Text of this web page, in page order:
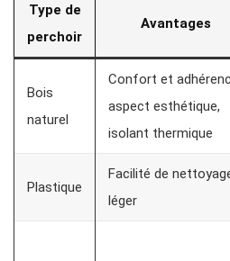
Type de
perchoir
Avantages
Bois
naturel
Confort et
aspect esthétique,
isolant thermique
Plastique
Facilité de
léger